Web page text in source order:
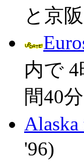
と京
内で
間40
'96)